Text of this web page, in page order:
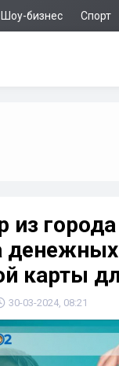
Шоу-бизнес Спорт
из
карты
30-03-2024, 08:21